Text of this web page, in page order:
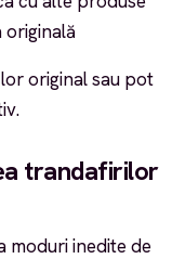
original sau pot
trandafirilor
moduri inedite de